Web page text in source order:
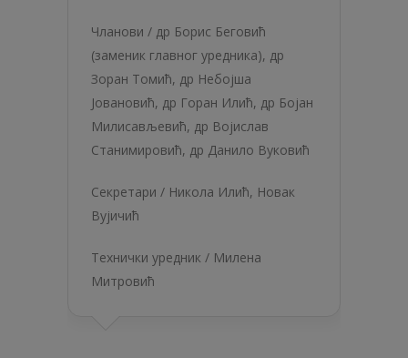
Чланови / др Борис Беговић
(заменик главног уредника), др
Зоран Томић, др Небојша
Јовановић, др Горан Илић, др Бојан
Милисављевић, др Војислав
Станимировић, др Данило Вуковић
Секретари / Никола Илић, Новак
Вујичић
Технички уредник / Милена
Митровић